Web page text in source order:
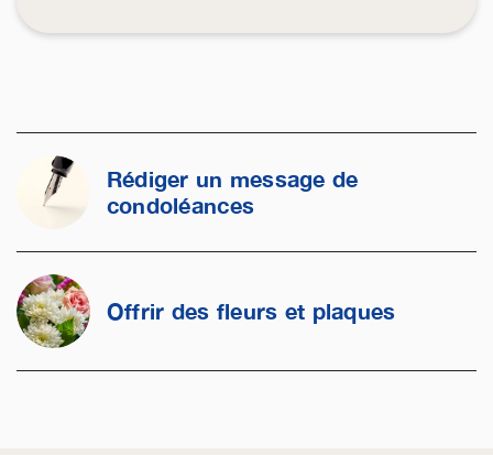
Rédiger un message de
condoléances
Offrir des fleurs et plaques